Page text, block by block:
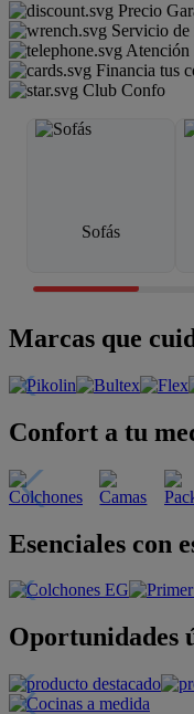
Precio
Servicio
Atención
Financia tus
Club Confo
Sofás
Marcas que
Confort a tu
Esenciales con
Oportunidades